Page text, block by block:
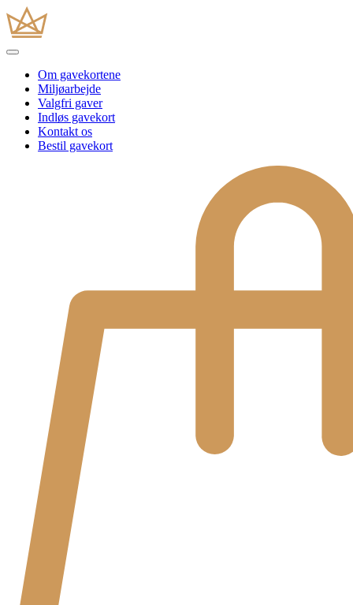
Om gavekortene
Miljøarbejde
Valgfri gaver
Indløs gavekort
Kontakt os
Bestil gavekort